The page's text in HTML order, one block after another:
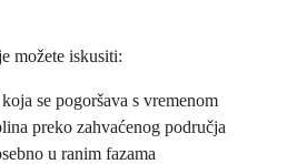
možete iskusiti:
se pogoršava s vremenom
preko zahvaćenog područja
u ranim fazama